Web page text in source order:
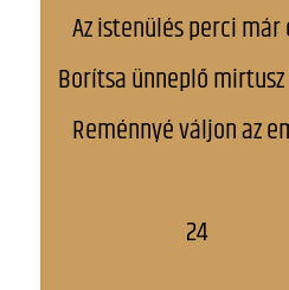
Az istenülés perci már
Borítsa ünneplő
Reménnyé váljon az
24